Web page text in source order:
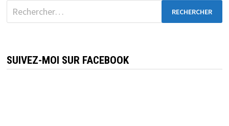
Rechercher :
SUIVEZ-MOI SUR FACEBOOK